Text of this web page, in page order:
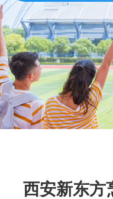
高铁乘务
健康护理
西安新东方